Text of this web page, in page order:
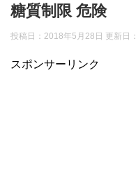
糖質制限 危険
投稿日：2018年5月28日 更新日：
スポンサーリンク